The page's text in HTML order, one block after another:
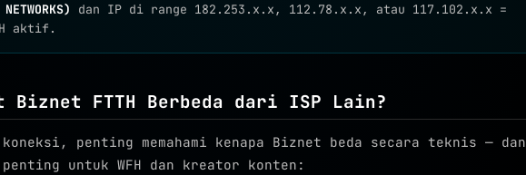
dan IP di range 182.253.x.x, 112.78.x.x, atau 117.102.x.x =
aktif.
Biznet FTTH Berbeda dari ISP Lain?
penting memahami kenapa Biznet beda secara teknis — dan
untuk WFH dan kreator konten: